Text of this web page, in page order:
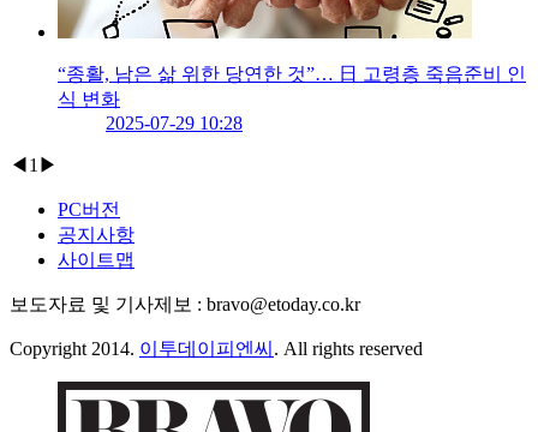
“종활, 남은 삶 위한 당연한 것”… 日 고령층 죽음준비 인
식 변화
2025-07-29 10:28
◀ 1 ▶
PC버전
공지사항
사이트맵
보도자료 및 기사제보 : bravo@etoday.co.kr
Copyright 2014. 이투데이피엔씨 . All rights reserved